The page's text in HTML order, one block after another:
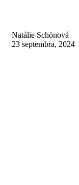
Natálie Schönová
23 septembra, 2024